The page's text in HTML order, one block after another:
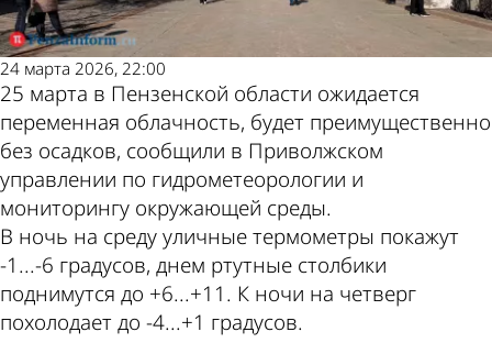
24 марта 2026, 22:00
25 марта в Пензенской области ожидается
переменная облачность, будет преимущественно
без осадков, сообщили в Приволжском
управлении по гидрометеорологии и
мониторингу окружающей среды.
В ночь на среду уличные термометры покажут
-1...-6 градусов, днем ртутные столбики
поднимутся до +6...+11. К ночи на четверг
похолодает до -4...+1 градусов.